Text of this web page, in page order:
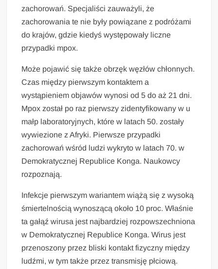
zachorowań. Specjaliści zauważyli, że
zachorowania te nie były powiązane z podróżami
do krajów, gdzie kiedyś występowały liczne
przypadki mpox.
Może pojawić się także obrzęk węzłów chłonnych.
Czas między pierwszym kontaktem a
wystąpieniem objawów wynosi od 5 do aż 21 dni.
Mpox został po raz pierwszy zidentyfikowany w u
małp laboratoryjnych, które w latach 50. zostały
wywiezione z Afryki. Pierwsze przypadki
zachorowań wśród ludzi wykryto w latach 70. w
Demokratycznej Republice Konga. Naukowcy
rozpoznają.
Infekcje pierwszym wariantem wiążą się z wysoką
śmiertelnością wynoszącą około 10 proc. Właśnie
ta gałąź wirusa jest najbardziej rozpowszechniona
w Demokratycznej Republice Konga. Wirus jest
przenoszony przez bliski kontakt fizyczny między
ludźmi, w tym także przez transmisję płciową.